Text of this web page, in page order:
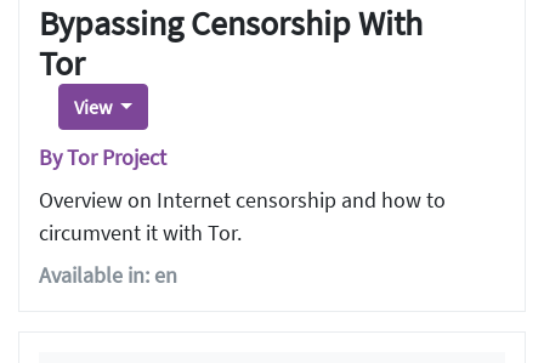
Bypassing Censorship With
Tor
View
By Tor Project
Overview on Internet censorship and how to
circumvent it with Tor.
Available in: en